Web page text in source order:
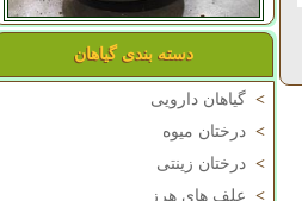
دسته بندی گیاهان
> گیاهان دارویی
> درختان میوه
> درختان زینتی
> علف های هرز